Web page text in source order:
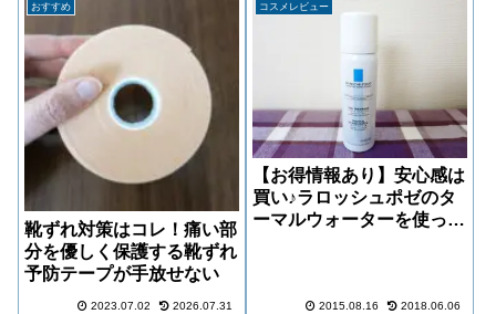
おすすめ
靴ずれ対策はコレ！痛い部
分を優しく保護する靴ずれ
予防テープが手放せない
2023.07.02 2026.07.31
コスメレビュー
【お得情報あり】安心感は
買い♪ラロッシュポゼのタ
ーマルウォーターを使って
2015.08.16 2018.06.06